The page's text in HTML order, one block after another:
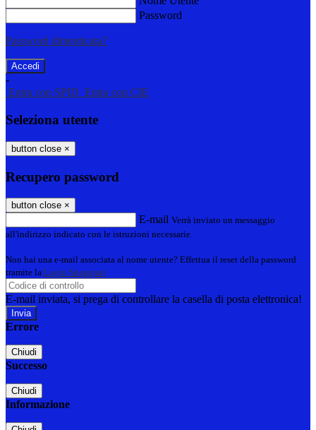
Password
Password dimenticata?
-
Entra con SPID Entra con CIE
Seleziona utente
button close ×
Recupero password
button close ×
E-mail Verrà inviato un messaggio
all'indirizzo indicato con le istruzioni necessarie.
Non hai una e-mail associata al nome utente? Effettua il reset della password
tramite la Login Spaggiari
E-mail inviata, si prega di controllare la casella di posta elettronica!
Errore
Chiudi
Successo
Chiudi
Informazione